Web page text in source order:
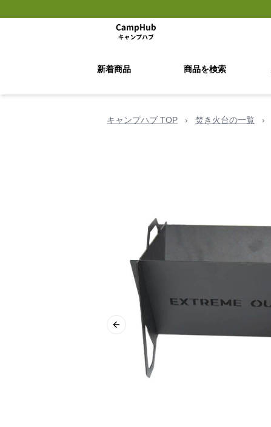
新着商品 商品を検索
キャンプハブ TOP › 焚き火台の一覧 ›
Previous slide